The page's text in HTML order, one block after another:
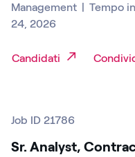
Management
Tempo
24, 2026
Candidati
Job ID 21786
Sr. Analyst,